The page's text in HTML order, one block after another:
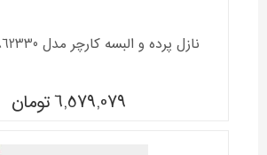
نازل پرده و البسه کارچر مدل 2862330 ( کرشر )
6,579,079تومان